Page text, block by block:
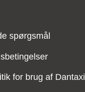
spørgsmål
for brug af Dantaxi